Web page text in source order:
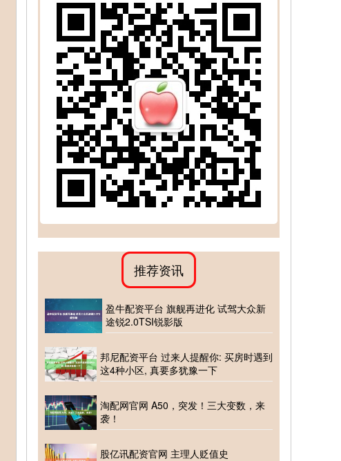
推荐资讯
盈牛配资平台 旗舰再进化 试驾大众新
途锐2.0TSI锐影版
邦尼配资平台 过来人提醒你: 买房时遇到
这4种小区, 真要多犹豫一下
淘配网官网 A50，突发！三大变数，来
袭！
股亿讯配资官网 主理人贬值史